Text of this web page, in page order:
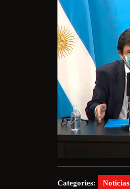
Categories: Noticias